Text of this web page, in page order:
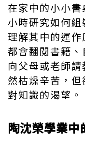
在家中的小小
小時研究如何
理解其中的運
都會翻閱書籍
向父母或老師
然枯燥辛苦，
對知識的渴望。
陶沈榮學業